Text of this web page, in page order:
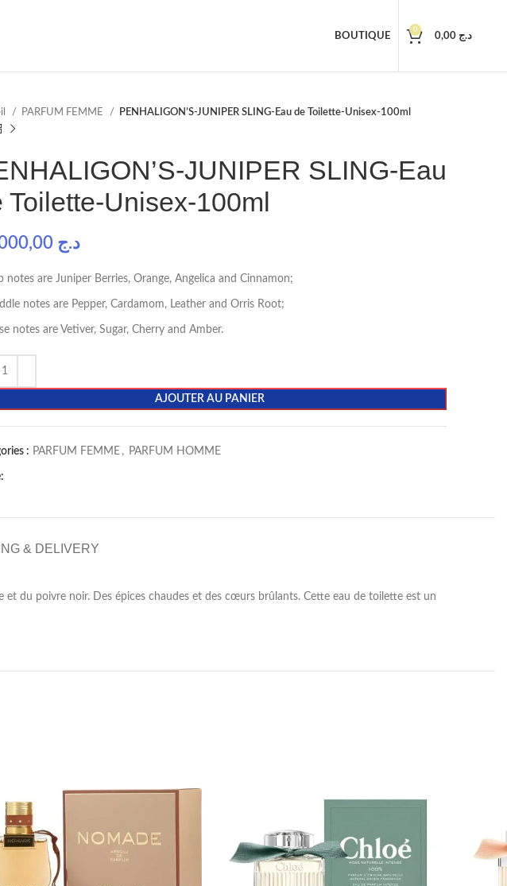
BOUTIQUE
0
د.ج
PARFUM FEMME PENHALIGON’S-JUNIPER SLING-Eau de Toilette-Unisex-100ml
JUNIPER SLING-Eau
Toilette-Unisex-100ml
د.ج
notes are Juniper Berries, Orange, Angelica and Cinnamon;
notes are Pepper, Cardamom, Leather and Orris Root;
notes are Vetiver, Sugar, Cherry and Amber.
AJOUTER AU PANIER
: PARFUM FEMME , PARFUM HOMME
& DELIVERY
du poivre noir. Des épices chaudes et des cœurs brûlants. Cette eau de toilette est un